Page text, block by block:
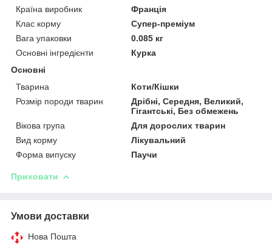
Країна виробник
Франція
Клас корму
Супер-преміум
Вага упаковки
0.085 кг
Основні інгредієнти
Курка
Основні
Тварина
Коти/Кішки
Розмір породи тварин
Дрібні, Середня, Великий,
Гігантські, Без обмежень
Вікова група
Для дорослих тварин
Вид корму
Лікувальний
Форма випуску
Паучи
Приховати
Умови доставки
Нова Пошта